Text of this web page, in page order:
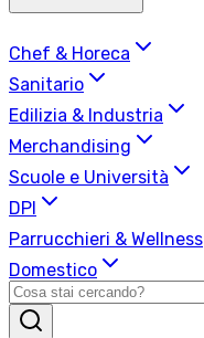
Chef & Horeca
Sanitario
Edilizia & Industria
Merchandising
Scuole e Università
DPI
Parrucchieri & Wellness
Domestico